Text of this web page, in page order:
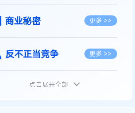
商业秘密 更多 >>
反不正当竞争 更多 >>
植物新品种点击展开全部